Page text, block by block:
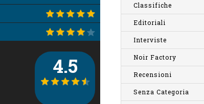
4.5
Classifiche
Editoriali
Interviste
Noir Factory
Recensioni
Senza Categoria